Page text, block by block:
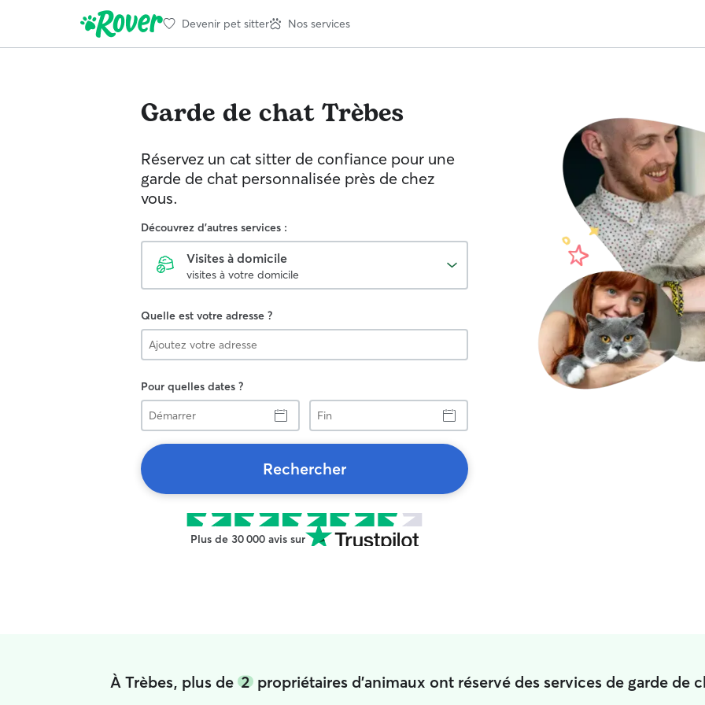
Devenir pet sitter Nos services
Garde de chatTrèbes
Réservez un cat sitter de confiance pour une
garde de chat personnalisée près de chez
vous.
Découvrez d'autres services :
Visites à domicile
visites à votre domicile
Quelle est votre adresse ?
Pour quelles dates ?
Démarrer
Fin
Rechercher
Plus de 30 000 avis sur
À Trèbes, plus de 2propriétaires d'animaux ont réservé des services de garde de